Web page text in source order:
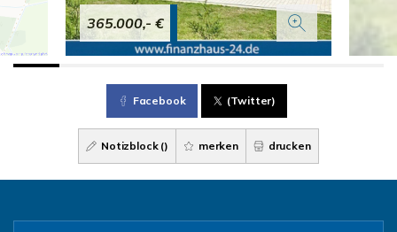
365.000,- €
Facebook (Twitter)
Notizblock () merken drucken